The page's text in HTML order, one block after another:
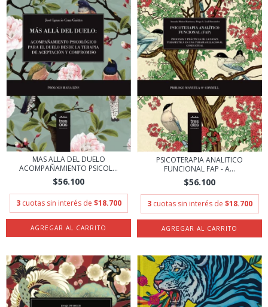
MAS ALLA DEL DUELO
ACOMPAÑAMIENTO PSICOL...
$56.100
3 cuotas sin interés de $18.700
PSICOTERAPIA ANALITICO
FUNCIONAL FAP - A...
$56.100
3 cuotas sin interés de $18.700